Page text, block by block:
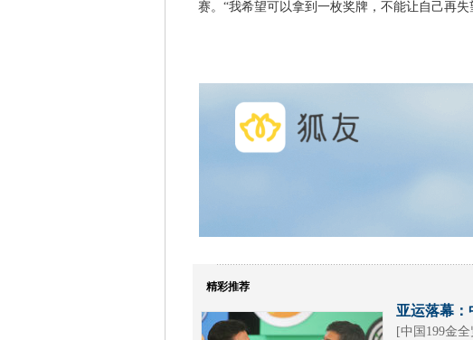
赛。“我希望可以拿到一枚奖牌，不能让自己再失
精彩推荐
亚运落幕：
[中国199金